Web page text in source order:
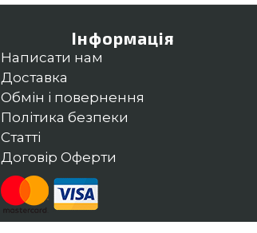
Інформація
Написати нам
Доставка
Обмін і повернення
Політика безпеки
Статті
Договір Оферти